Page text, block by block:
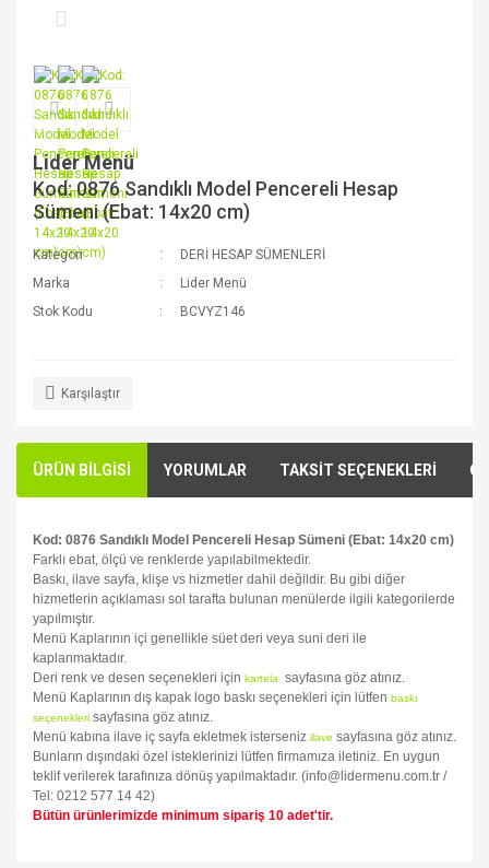
Lider Menü
Kod: 0876 Sandıklı Model Pencereli Hesap
Sümeni (Ebat: 14x20 cm)
Kategori
DERİ HESAP SÜMENLERİ
Marka
Lider Menü
Stok Kodu
BCVYZ146
Karşılaştır
ÜRÜN BİLGİSİ YORUMLAR TAKSİT SEÇENEKLERİ
Kod: 0876 Sandıklı Model Pencereli Hesap Sümeni (Ebat: 14x20 cm)
Farklı ebat, ölçü ve renklerde yapılabilmektedir.
Baskı, ilave sayfa, klişe vs hizmetler dahil değildir. Bu gibi diğer
hizmetlerin açıklaması sol tarafta bulunan menülerde ilgili kategorilerde
yapılmıştır.
Menü Kaplarının içi genellikle süet deri veya suni deri ile
kaplanmaktadır.
Deri renk ve desen seçenekleri için kartela
sayfasına göz atınız.
Menü Kaplarının dış kapak logo baskı seçenekleri için lütfen baskı
seçenekleri sayfasına göz atınız.
Menü kabına ilave iç sayfa ekletmek isterseniz ilave sayfasına göz atınız.
Bunların dışındaki özel isteklerinizi lütfen firmamıza iletiniz. En uygun
teklif verilerek tarafınıza dönüş yapılmaktadır. (info@lidermenu.com.tr /
Tel: 0212 577 14 42)
Bütün ürünlerimizde minimum sipariş 10 adet'tir.